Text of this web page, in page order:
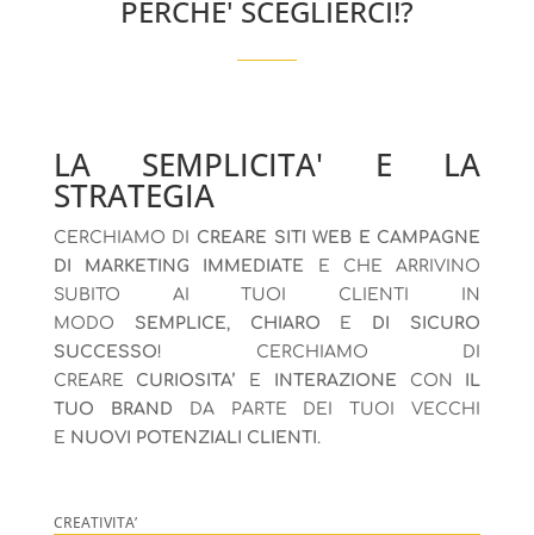
PERCHE' SCEGLIERCI!?
LA SEMPLICITA' E LA
STRATEGIA
CERCHIAMO DI CREARE SITI WEB E CAMPAGNE
DI MARKETING IMMEDIATE E CHE ARRIVINO
SUBITO AI TUOI CLIENTI IN
MODO SEMPLICE, CHIARO E
DI SICURO
SUCCESSO! CERCHIAMO DI
CREARE CURIOSITA’ E INTERAZIONE CON
IL
TUO BRAND DA PARTE DEI TUOI VECCHI
E NUOVI POTENZIALI CLIENTI .
CREATIVITA’